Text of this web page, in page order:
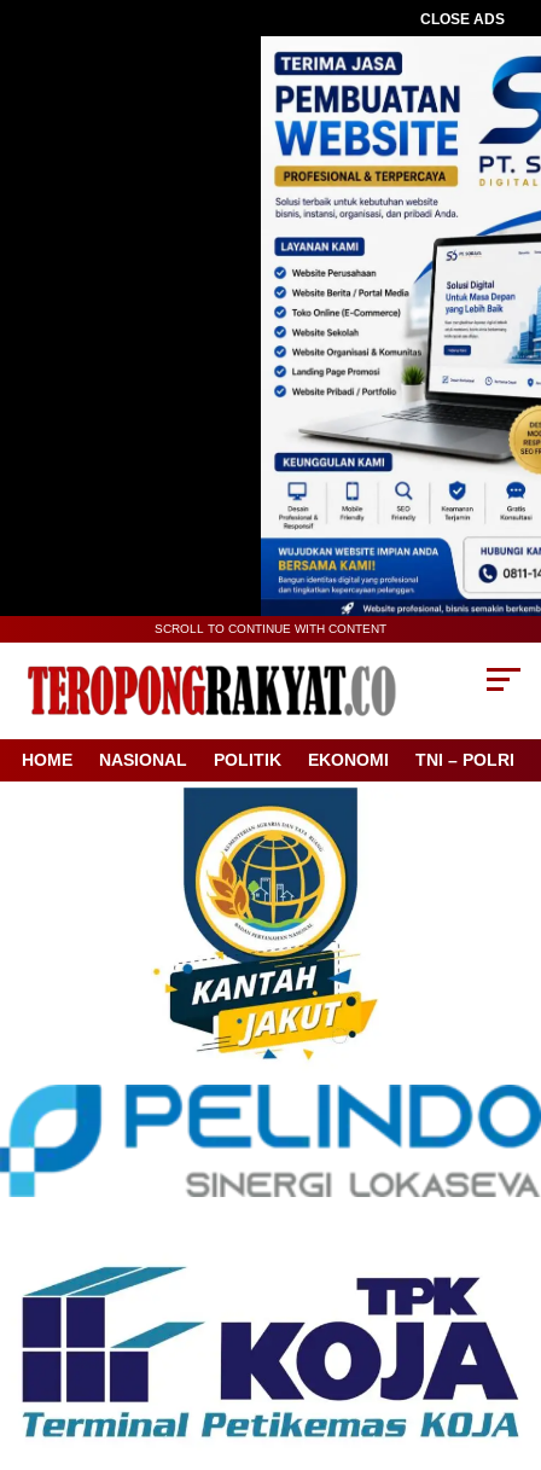
CLOSE ADS
SCROLL TO CONTINUE WITH CONTENT
HOME NASIONAL POLITIK EKONOMI TNI – POLRI